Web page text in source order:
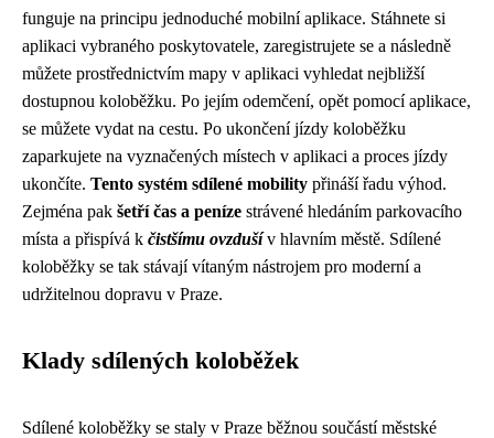
funguje na principu jednoduché mobilní aplikace. Stáhnete si
aplikaci vybraného poskytovatele, zaregistrujete se a následně
můžete prostřednictvím mapy v aplikaci vyhledat nejbližší
dostupnou koloběžku. Po jejím odemčení, opět pomocí aplikace,
se můžete vydat na cestu. Po ukončení jízdy koloběžku
zaparkujete na vyznačených místech v aplikaci a proces jízdy
ukončíte. Tento systém sdílené mobility přináší řadu výhod.
Zejména pak šetří čas a peníze strávené hledáním parkovacího
místa a přispívá k čistšímu ovzdušív hlavním městě. Sdílené
koloběžky se tak stávají vítaným nástrojem pro moderní a
udržitelnou dopravu v Praze.
Klady sdílených koloběžek
Sdílené koloběžky se staly v Praze běžnou součástí městské